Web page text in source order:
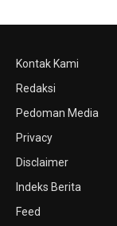
Kontak Kami
Redaksi
Pedoman Media
Privacy
Disclaimer
Indeks Berita
Feed